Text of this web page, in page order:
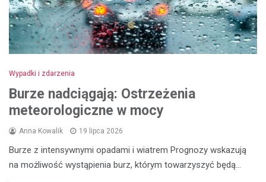
Wypadki i zdarzenia
Burze nadciągają: Ostrzeżenia
meteorologiczne w mocy
Anna Kowalik 19 lipca 2026
Burze z intensywnymi opadami i wiatrem Prognozy wskazują
na możliwość wystąpienia burz, którym towarzyszyć będą…